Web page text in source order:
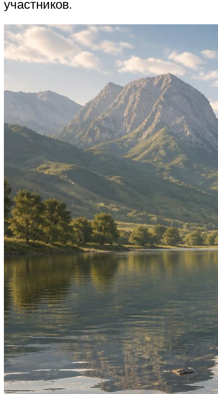
участников.